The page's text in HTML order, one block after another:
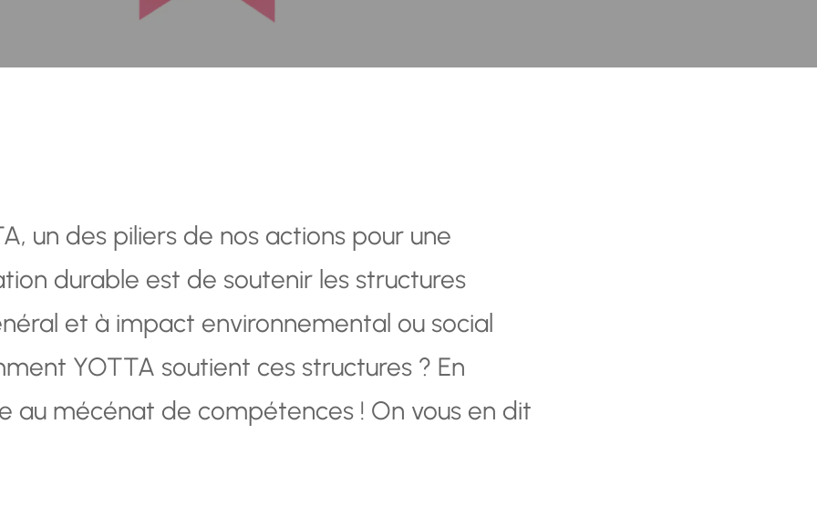
un des piliers de nos actions pour une
durable est de soutenir les structures
et à impact environnemental ou social
YOTTA soutient ces structures ? En
au mécénat de compétences ! On vous en dit